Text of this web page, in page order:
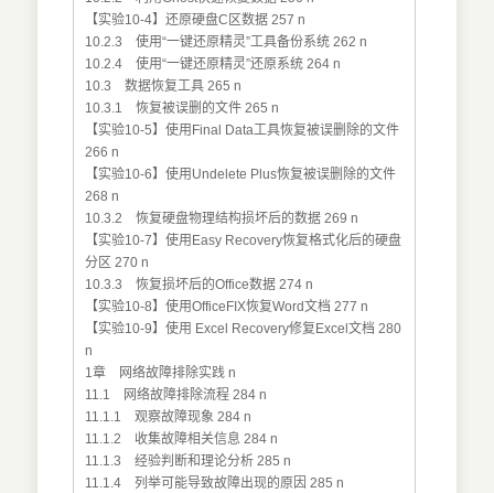
【实验10-4】还原硬盘C区数据 257 n
10.2.3 使用“一键还原精灵”工具备份系统 262 n
10.2.4 使用“一键还原精灵”还原系统 264 n
10.3 数据恢复工具 265 n
10.3.1 恢复被误删的文件 265 n
【实验10-5】使用Final Data工具恢复被误删除的文件
266 n
【实验10-6】使用Undelete Plus恢复被误删除的文件
268 n
10.3.2 恢复硬盘物理结构损坏后的数据 269 n
【实验10-7】使用Easy Recovery恢复格式化后的硬盘
分区 270 n
10.3.3 恢复损坏后的Office数据 274 n
【实验10-8】使用OfficeFIX恢复Word文档 277 n
【实验10-9】使用 Excel Recovery修复Excel文档 280
n
1章 网络故障排除实践 n
11.1 网络故障排除流程 284 n
11.1.1 观察故障现象 284 n
11.1.2 收集故障相关信息 284 n
11.1.3 经验判断和理论分析 285 n
11.1.4 列举可能导致故障出现的原因 285 n